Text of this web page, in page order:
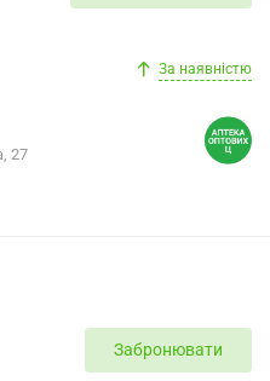
За наявністю
27
Забронювати